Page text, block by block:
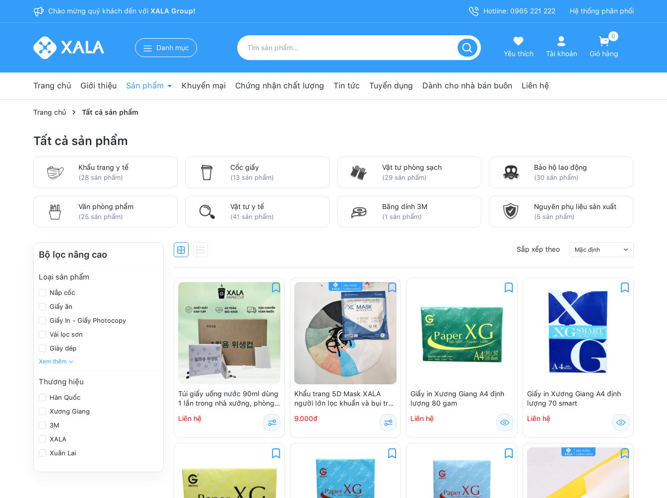
Chào mừng quý khách đến với XALA Group! Hotline: 0965 221 222 Hệ thống phân phối
Danh mục
Yêu thích Tài khoản
0
Giỏ hàng
Trang chủ Giới thiệu Sản phẩm Khuyến mại Chứng nhận chất lượng Tin tức Tuyển dụng Dành cho nhà bán buôn Liên hệ
Trang chủ Tất cả sản phẩm
Tất cả sản phẩm
Khẩu trang y tế
(28 sản phẩm)
Cốc giấy
(13 sản phẩm)
Vật tư phòng sạch
(29 sản phẩm)
Bảo hộ lao động
(30 sản phẩm)
Văn phòng phẩm
(25 sản phẩm)
Vật tư y tế
(41 sản phẩm)
Băng dính 3M
(1 sản phẩm)
Nguyên phụ liệu sản xuất
(5 sản phẩm)
Bộ lọc nâng cao
Loại sản phẩm
Nắp cốc
Giấy ăn
Giấy In - Giấy Photocopy
Vải lọc sơn
Giày dép
Xem thêm
Thương hiệu
Hàn Quốc
Xương Giang
3M
XALA
Xuân Lai
Sắp xếp theo Mặc định
Túi giấy uống nước 90ml dùng
1 lần trong nhà xưởng, phòng
Liên hệ
Khẩu trang 5D Mask XALA
người lớn lọc khuẩn và bụi trên
9.000₫
Giấy in Xương Giang A4 định
lượng 80 gam
Liên hệ
Giấy in Xương Giang A4 định
lượng 70 smart
Liên hệ